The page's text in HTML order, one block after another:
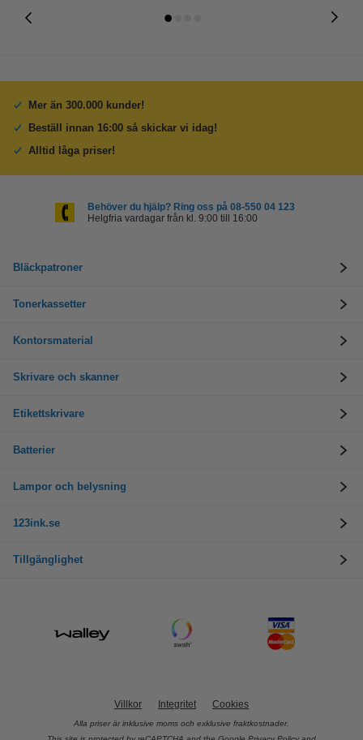
Mer än 300.000 kunder!
Beställ innan 16:00 så skickar vi idag!
Alltid låga priser!
Behöver du hjälp? Ring oss på 08-550 04 123
Helgfria vardagar från kl. 9:00 till 16:00
Bläckpatroner
Tonerkassetter
Kontorsmaterial
Skrivare och skanner
Etikettskrivare
Batterier
Lampor och belysning
123ink.se
Tillgänglighet
Villkor Integritet Cookies
Alla priser är inklusive moms och exklusive fraktkostnader.